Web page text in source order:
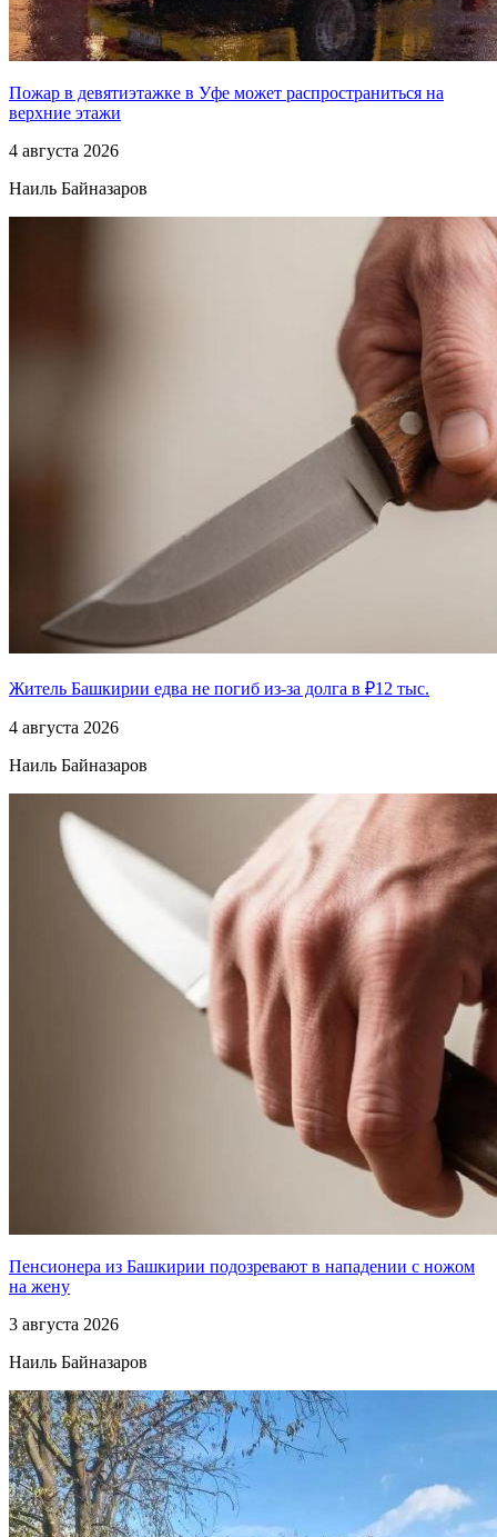
Пожар в девятиэтажке в Уфе может распространиться на
верхние этажи
4 августа 2026
Наиль Байназаров
Житель Башкирии едва не погиб из-за долга в ₽12 тыс.
4 августа 2026
Наиль Байназаров
Пенсионера из Башкирии подозревают в нападении с ножом
на жену
3 августа 2026
Наиль Байназаров